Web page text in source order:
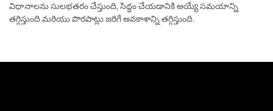
విధానాలను సులభతరం చేస్తుంది, సిద్ధం చేయడానికి అయ్యే సమయాన్ని
తగ్గిస్తుంది మరియు పొరపాట్లు జరిగే అవకాశాన్ని తగ్గిస్తుంది.